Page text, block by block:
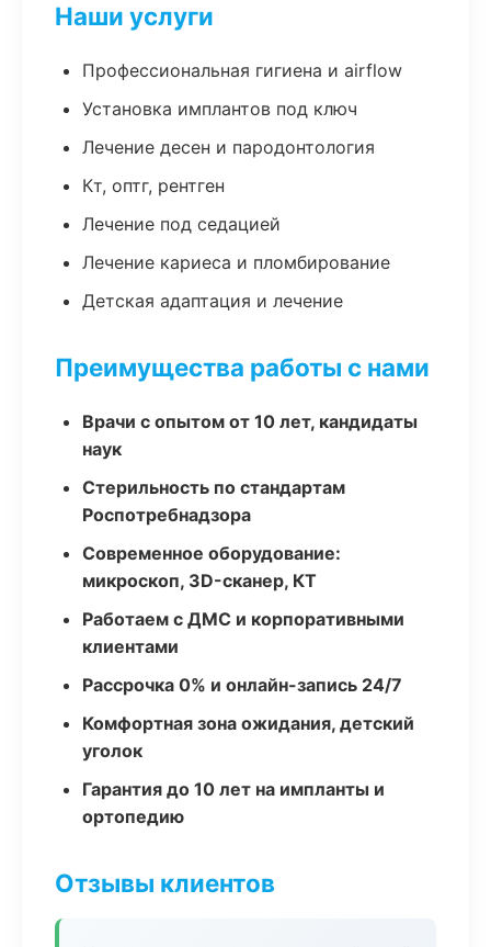
Наши услуги
Профессиональная гигиена и airflow
Установка имплантов под ключ
Лечение десен и пародонтология
Кт, оптг, рентген
Лечение под седацией
Лечение кариеса и пломбирование
Детская адаптация и лечение
Преимущества работы с нами
Врачи с опытом от 10 лет, кандидаты
наук
Стерильность по стандартам
Роспотребнадзора
Современное оборудование:
микроскоп, 3D-сканер, КТ
Работаем с ДМС и корпоративными
клиентами
Рассрочка 0% и онлайн-запись 24/7
Комфортная зона ожидания, детский
уголок
Гарантия до 10 лет на импланты и
ортопедию
Отзывы клиентов